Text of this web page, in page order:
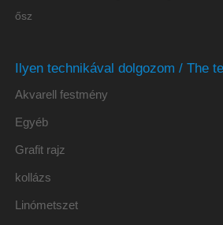
ősz
Ilyen technikával dolgozom / The
Akvarell festmény
Egyéb
Grafit rajz
kollázs
Linómetszet